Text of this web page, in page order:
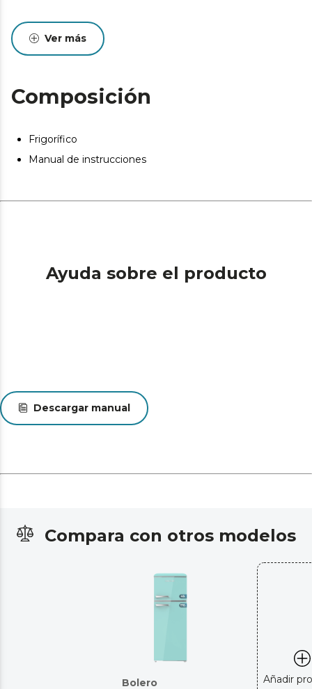
Ver más
Composición
Frigorífico
Manual de instrucciones
Ayuda sobre el producto
Descargar manual
Compara con otros modelos
Bolero
Añadir